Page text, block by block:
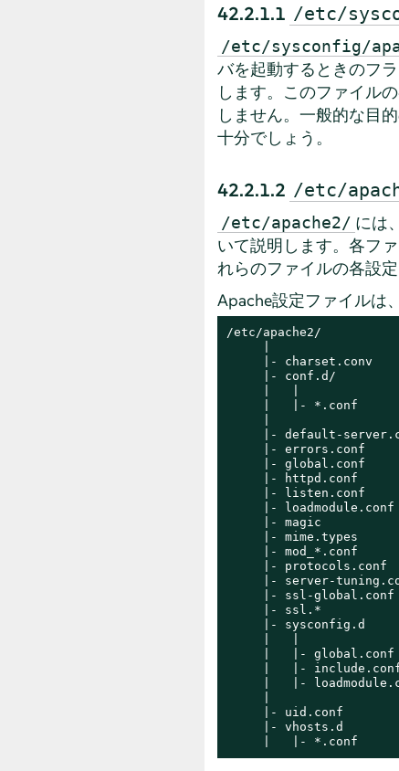
42.2.1.1 /etc/
/etc/sysconfig/
バを起動するときのフ
します。このファイル
しません。一般的な目
十分でしょう。
42.2.1.2 /etc/
/etc/apache2/ には
いて説明します。各フ
れらのファイルの各設
Apache設定ファイルは
/etc/apache2/
     |- charset.conv
     |- conf.d/
     |   |- *.conf
|- default-
     |- errors.conf
     |- global.conf
     |- httpd.conf
     |- listen.conf
     |- loadmodule.conf
     |- magic
     |- mime.types
     |- mod_*.conf
     |- protocols.conf
|- server-
     |- ssl-global.conf
     |- ssl.*
     |- sysconfig.d
     |   |- global.conf
|   |-
|   |-
     |- uid.conf
     |- vhosts.d
     |   |- *.conf